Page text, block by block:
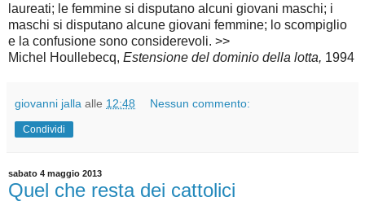
laureati; le femmine si disputano alcuni giovani maschi; i
maschi si disputano alcune giovani femmine; lo scompiglio
e la confusione sono considerevoli. >>
Michel Houllebecq, Estensione del dominio della lotta, 1994
giovanni jalla alle 12:48 Nessun commento:
Condividi
sabato 4 maggio 2013
Quel che resta dei cattolici